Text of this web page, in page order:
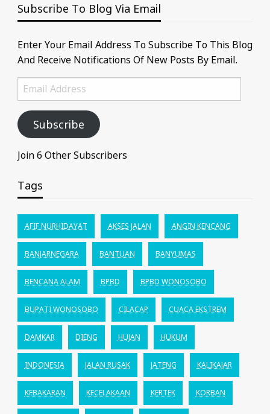
Subscribe To Blog Via Email
Enter Your Email Address To Subscribe To This Blog
And Receive Notifications Of New Posts By Email.
Email
Address
Subscribe
Join 6 Other Subscribers
Tags
AFIF NURHIDAYAT AKSES JALAN ANGIN KENCANG
BANJARNEGARA BANTUAN BANYUMAS
BENCANA ALAM BPBD BPBD WONOSOBO
BUPATI WONOSOBO CILACAP CUACA EKSTREM
DAMKAR DIENG HUJAN HUKUM
INDONESIA JALAN RUSAK JATENG KALIKAJAR
KEBAKARAN KECELAKAAN KERTEK KORBAN